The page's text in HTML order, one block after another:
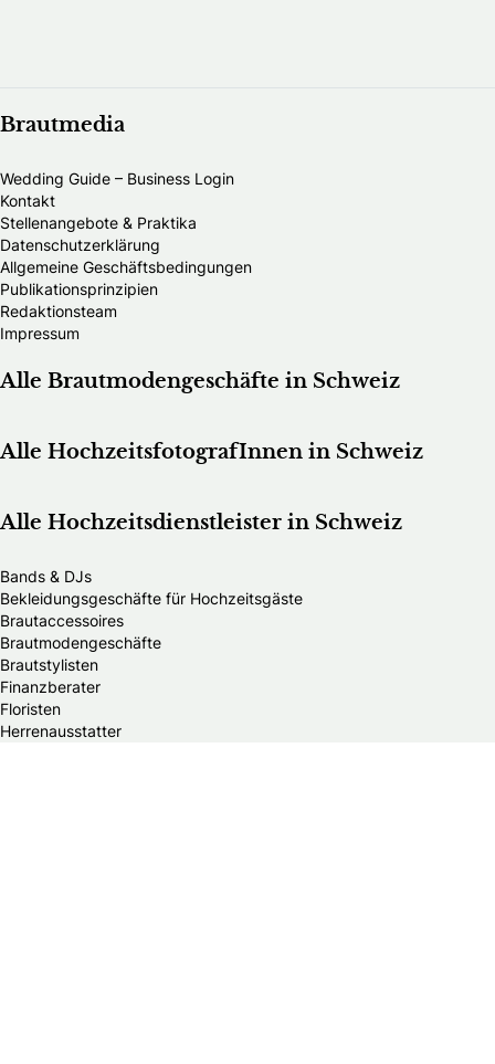
Brautmedia
Wedding Guide – Business Login
Kontakt
Stellenangebote & Praktika
Datenschutzerklärung
Allgemeine Geschäftsbedingungen
Publikationsprinzipien
Redaktionsteam
Impressum
Alle Brautmodengeschäfte in Schweiz
Alle HochzeitsfotografInnen in Schweiz
Alle Hochzeitsdienstleister in Schweiz
Bands & DJs
Bekleidungsgeschäfte für Hochzeitsgäste
Brautaccessoires
Brautmodengeschäfte
Brautstylisten
Finanzberater
Floristen
Herrenausstatter